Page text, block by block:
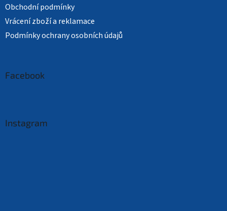
Obchodní podmínky
Vrácení zboží a reklamace
Podmínky ochrany osobních údajů
Facebook
Instagram